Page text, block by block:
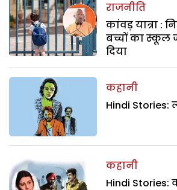
राजनीति
कांवड़ यात्रा :
बच्चों का स्कूल
दिया
कहानी
Hindi Stories:
कहानी
Hindi Stories: